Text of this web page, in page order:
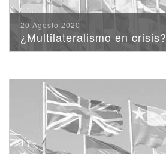
20 Agosto 2020
¿Multilateralismo en crisis?